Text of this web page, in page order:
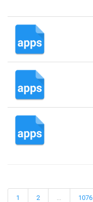
1 2 ... 1076